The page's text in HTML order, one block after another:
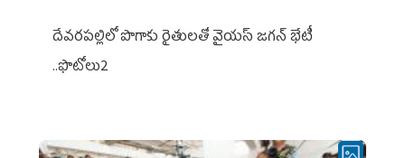
దేవరపల్లిలో పొగాకు రైతులతో వైయస్ జగన్ భేటీ
..ఫొటోలు2